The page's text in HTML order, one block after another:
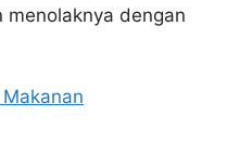
menolaknya dengan